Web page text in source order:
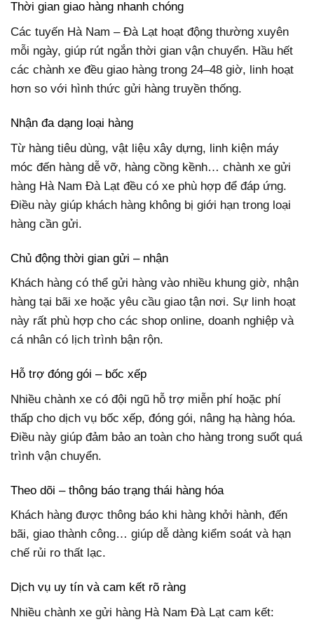
Thời gian giao hàng nhanh chóng
Các tuyến Hà Nam – Đà Lạt hoạt động thường xuyên
mỗi ngày, giúp rút ngắn thời gian vận chuyển. Hầu hết
các chành xe đều giao hàng trong 24–48 giờ, linh hoạt
hơn so với hình thức gửi hàng truyền thống.
Nhận đa dạng loại hàng
Từ hàng tiêu dùng, vật liệu xây dựng, linh kiện máy
móc đến hàng dễ vỡ, hàng cồng kềnh… chành xe gửi
hàng Hà Nam Đà Lạt đều có xe phù hợp để đáp ứng.
Điều này giúp khách hàng không bị giới hạn trong loại
hàng cần gửi.
Chủ động thời gian gửi – nhận
Khách hàng có thể gửi hàng vào nhiều khung giờ, nhận
hàng tại bãi xe hoặc yêu cầu giao tận nơi. Sự linh hoạt
này rất phù hợp cho các shop online, doanh nghiệp và
cá nhân có lịch trình bận rộn.
Hỗ trợ đóng gói – bốc xếp
Nhiều chành xe có đội ngũ hỗ trợ miễn phí hoặc phí
thấp cho dịch vụ bốc xếp, đóng gói, nâng hạ hàng hóa.
Điều này giúp đảm bảo an toàn cho hàng trong suốt quá
trình vận chuyển.
Theo dõi – thông báo trạng thái hàng hóa
Khách hàng được thông báo khi hàng khởi hành, đến
bãi, giao thành công… giúp dễ dàng kiểm soát và hạn
chế rủi ro thất lạc.
Dịch vụ uy tín và cam kết rõ ràng
Nhiều chành xe gửi hàng Hà Nam Đà Lạt cam kết: